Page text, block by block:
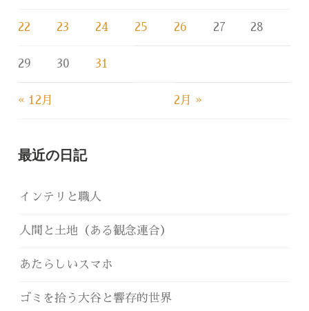
« 12月 2月 »
22 23 24 25 26 27 28
29 30 31
最近の日記
インテリと職人
人間と土地（ある観念連合）
あたらしいスマホ
ゴミを拾う大谷と響存的世界